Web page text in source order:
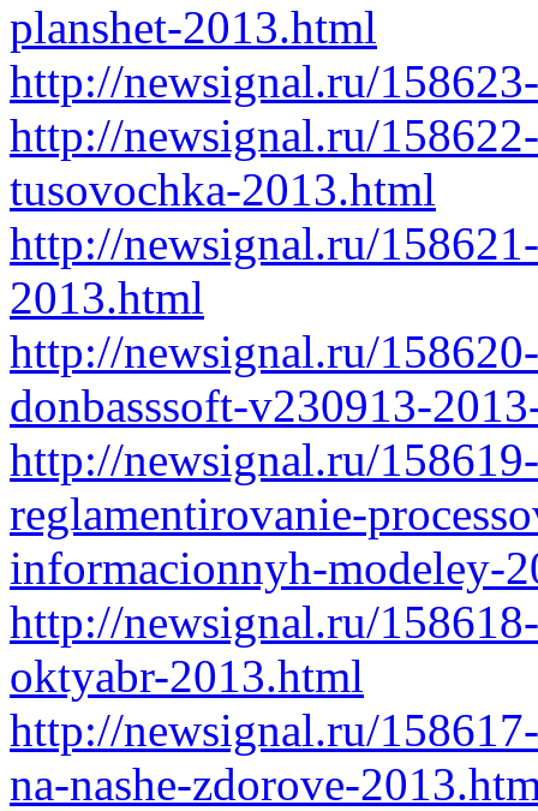
planshet-2013.html
http://newsignal.ru/
http://newsignal.ru/
tusovochka-2013.html
http://newsignal.ru/
2013.html
http://newsignal.ru/
donbasssoft-v230913-
http://newsignal.ru/
reglamentirovanie-
informacionnyh-modeley-
http://newsignal.ru/
oktyabr-2013.html
http://newsignal.ru/
na-nashe-zdorove-